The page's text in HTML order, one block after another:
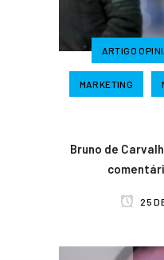
ARTIGO
MARKETING
Bruno de
25